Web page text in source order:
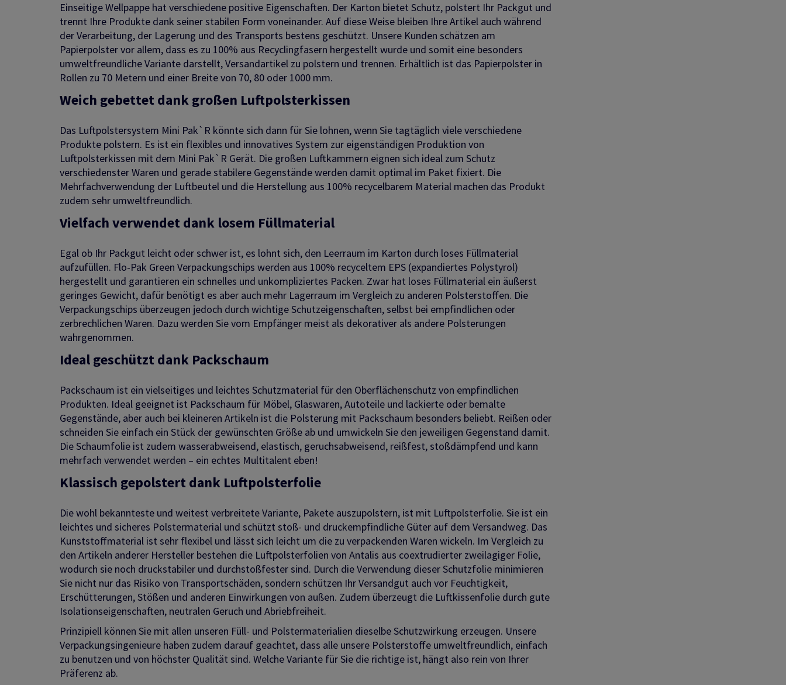
Einseitige Wellpappe hat verschiedene positive Eigenschaften. Der Karton bietet Schutz, polstert Ihr Packgut und
trennt Ihre Produkte dank seiner stabilen Form voneinander. Auf diese Weise bleiben Ihre Artikel auch während
der Verarbeitung, der Lagerung und des Transports bestens geschützt. Unsere Kunden schätzen am
Papierpolster vor allem, dass es zu 100% aus Recyclingfasern hergestellt wurde und somit eine besonders
umweltfreundliche Variante darstellt, Versandartikel zu polstern und trennen. Erhältlich ist das Papierpolster in
Rollen zu 70 Metern und einer Breite von 70, 80 oder 1000 mm.
Weich gebettet dank großen Luftpolsterkissen
Das Luftpolstersystem Mini Pak`R könnte sich dann für Sie lohnen, wenn Sie tagtäglich viele verschiedene
Produkte polstern. Es ist ein flexibles und innovatives System zur eigenständigen Produktion von
Luftpolsterkissen mit dem Mini Pak`R Gerät. Die großen Luftkammern eignen sich ideal zum Schutz
verschiedenster Waren und gerade stabilere Gegenstände werden damit optimal im Paket fixiert. Die
Mehrfachverwendung der Luftbeutel und die Herstellung aus 100% recycelbarem Material machen das Produkt
zudem sehr umweltfreundlich.
Vielfach verwendet dank losem Füllmaterial
Egal ob Ihr Packgut leicht oder schwer ist, es lohnt sich, den Leerraum im Karton durch loses Füllmaterial
aufzufüllen. Flo-Pak Green Verpackungschips werden aus 100% recyceltem EPS (expandiertes Polystyrol)
hergestellt und garantieren ein schnelles und unkompliziertes Packen. Zwar hat loses Füllmaterial ein äußerst
geringes Gewicht, dafür benötigt es aber auch mehr Lagerraum im Vergleich zu anderen Polsterstoffen. Die
Verpackungschips überzeugen jedoch durch wichtige Schutzeigenschaften, selbst bei empfindlichen oder
zerbrechlichen Waren. Dazu werden Sie vom Empfänger meist als dekorativer als andere Polsterungen
wahrgenommen.
Ideal geschützt dank Packschaum
Packschaum ist ein vielseitiges und leichtes Schutzmaterial für den Oberflächenschutz von empfindlichen
Produkten. Ideal geeignet ist Packschaum für Möbel, Glaswaren, Autoteile und lackierte oder bemalte
Gegenstände, aber auch bei kleineren Artikeln ist die Polsterung mit Packschaum besonders beliebt. Reißen oder
schneiden Sie einfach ein Stück der gewünschten Größe ab und umwickeln Sie den jeweiligen Gegenstand damit.
Die Schaumfolie ist zudem wasserabweisend, elastisch, geruchsabweisend, reißfest, stoßdämpfend und kann
mehrfach verwendet werden – ein echtes Multitalent eben!
Klassisch gepolstert dank Luftpolsterfolie
Die wohl bekannteste und weitest verbreitete Variante, Pakete auszupolstern, ist mit Luftpolsterfolie. Sie ist ein
leichtes und sicheres Polstermaterial und schützt stoß- und druckempfindliche Güter auf dem Versandweg. Das
Kunststoffmaterial ist sehr flexibel und lässt sich leicht um die zu verpackenden Waren wickeln. Im Vergleich zu
den Artikeln anderer Hersteller bestehen die Luftpolsterfolien von Antalis aus coextrudierter zweilagiger Folie,
wodurch sie noch druckstabiler und durchstoßfester sind. Durch die Verwendung dieser Schutzfolie minimieren
Sie nicht nur das Risiko von Transportschäden, sondern schützen Ihr Versandgut auch vor Feuchtigkeit,
Erschütterungen, Stößen und anderen Einwirkungen von außen. Zudem überzeugt die Luftkissenfolie durch gute
Isolationseigenschaften, neutralen Geruch und Abriebfreiheit.
Prinzipiell können Sie mit allen unseren Füll- und Polstermaterialien dieselbe Schutzwirkung erzeugen. Unsere
Verpackungsingenieure haben zudem darauf geachtet, dass alle unsere Polsterstoffe umweltfreundlich, einfach
zu benutzen und von höchster Qualität sind. Welche Variante für Sie die richtige ist, hängt also rein von Ihrer
Präferenz ab.